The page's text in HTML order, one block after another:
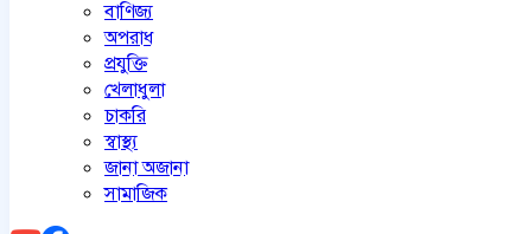
বাণিজ্য
অপরাধ
প্রযুক্তি
খেলাধুলা
চাকরি
স্বাস্থ্য
জানা অজানা
সামাজিক